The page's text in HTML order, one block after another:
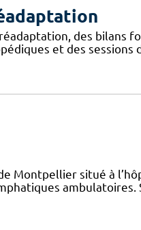
des bilans
et des sessions
Montpellier situé à
ambulatoires.